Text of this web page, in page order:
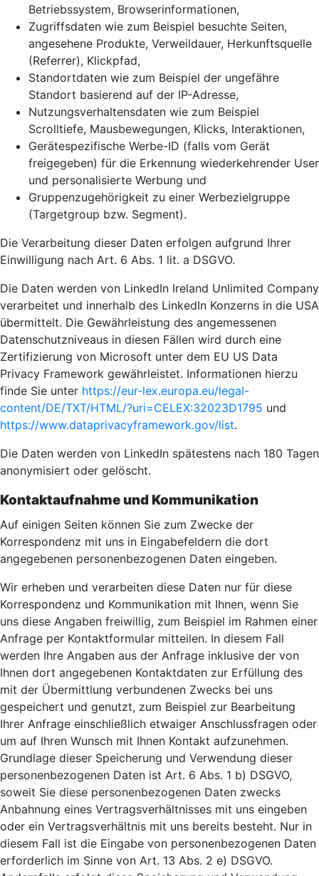
Betriebssystem, Browserinformationen,
Zugriffsdaten wie zum Beispiel besuchte Seiten,
angesehene Produkte, Verweildauer, Herkunftsquelle
(Referrer), Klickpfad,
Standortdaten wie zum Beispiel der ungefähre
Standort basierend auf der IP-Adresse,
Nutzungsverhaltensdaten wie zum Beispiel
Scrolltiefe, Mausbewegungen, Klicks, Interaktionen,
Gerätespezifische Werbe-ID (falls vom Gerät
freigegeben) für die Erkennung wiederkehrender User
und personalisierte Werbung und
Gruppenzugehörigkeit zu einer Werbezielgruppe
(Targetgroup bzw. Segment).
Die Verarbeitung dieser Daten erfolgen aufgrund Ihrer
Einwilligung nach Art. 6 Abs. 1 lit. a DSGVO.
Die Daten werden von LinkedIn Ireland Unlimited Company
verarbeitet und innerhalb des LinkedIn Konzerns in die USA
übermittelt. Die Gewährleistung des angemessenen
Datenschutzniveaus in diesen Fällen wird durch eine
Zertifizierung von Microsoft unter dem EU US Data
Privacy Framework gewährleistet. Informationen hierzu
finde Sie unter https://eur-lex.europa.eu/legal-
content/DE/TXT/HTML/?uri=CELEX:32023D1795 und
https://www.dataprivacyframework.gov/list.
Die Daten werden von LinkedIn spätestens nach 180 Tagen
anonymisiert oder gelöscht.
Kontaktaufnahme und Kommunikation
Auf einigen Seiten können Sie zum Zwecke der
Korrespondenz mit uns in Eingabefeldern die dort
angegebenen personenbezogenen Daten eingeben.
Wir erheben und verarbeiten diese Daten nur für diese
Korrespondenz und Kommunikation mit Ihnen, wenn Sie
uns diese Angaben freiwillig, zum Beispiel im Rahmen einer
Anfrage per Kontaktformular mitteilen. In diesem Fall
werden Ihre Angaben aus der Anfrage inklusive der von
Ihnen dort angegebenen Kontaktdaten zur Erfüllung des
mit der Übermittlung verbundenen Zwecks bei uns
gespeichert und genutzt, zum Beispiel zur Bearbeitung
Ihrer Anfrage einschließlich etwaiger Anschlussfragen oder
um auf Ihren Wunsch mit Ihnen Kontakt aufzunehmen.
Grundlage dieser Speicherung und Verwendung dieser
personenbezogenen Daten ist Art. 6 Abs. 1 b) DSGVO,
soweit Sie diese personenbezogenen Daten zwecks
Anbahnung eines Vertragsverhältnisses mit uns eingeben
oder ein Vertragsverhältnis mit uns bereits besteht. Nur in
diesem Fall ist die Eingabe von personenbezogenen Daten
erforderlich im Sinne von Art. 13 Abs. 2 e) DSGVO.